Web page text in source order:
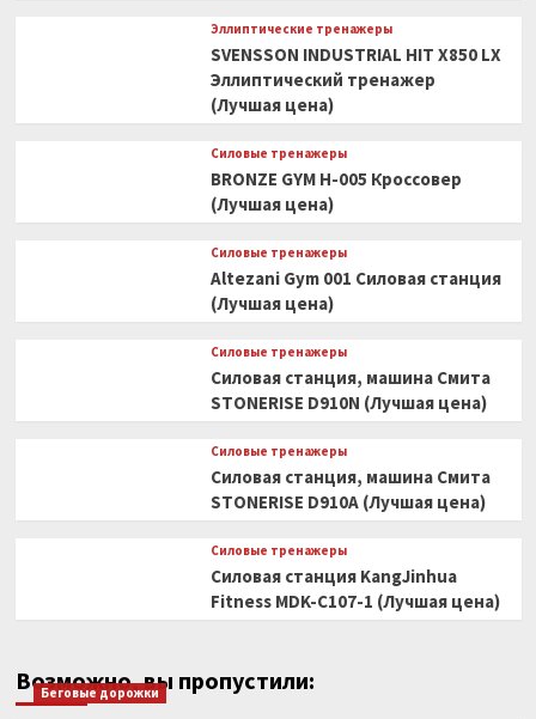
Эллиптические тренажеры
SVENSSON INDUSTRIAL HIT X850 LX
Эллиптический тренажер
(Лучшая цена)
Силовые тренажеры
BRONZE GYM H-005 Кроссовер
(Лучшая цена)
Силовые тренажеры
Altezani Gym 001 Силовая станция
(Лучшая цена)
Силовые тренажеры
Силовая станция, машина Смита
STONERISE D910N (Лучшая цена)
Силовые тренажеры
Силовая станция, машина Смита
STONERISE D910A (Лучшая цена)
Силовые тренажеры
Силовая станция KangJinhua
Fitness MDK-C107-1 (Лучшая цена)
Возможно, вы пропустили:
Беговые дорожки